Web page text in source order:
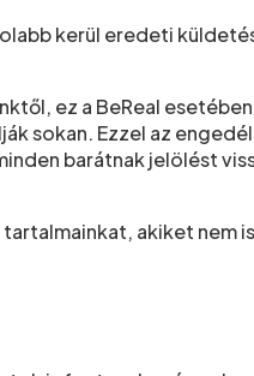
kerül eredeti
ez a BeReal
sokan. Ezzel az
barátnak jelölést
akiket nem